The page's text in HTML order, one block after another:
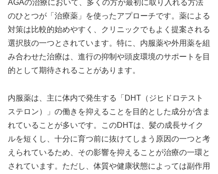
AGAの治療において、多くの方が最初に取り入れる方法
のひとつが「治療薬」を使ったアプローチです。薬による
対策は比較的始めやすく、クリニックでもよく提案される
選択肢の一つとされています。特に、内服薬や外用薬を組
み合わせた治療は、進行の抑制や頭皮環境のサポートを目
的として期待されることがあります。
内服薬は、主に体内で発生する「DHT（ジヒドロテスト
ステロン）」の働きを抑えることを目的とした成分が含ま
れていることが多いです。このDHTは、髪の成長サイク
ルを短くし、十分に育つ前に抜けてしまう原因の一つと考
えられているため、その影響を抑えることが治療の一環と
されています。ただし、体質や健康状態によっては副作用